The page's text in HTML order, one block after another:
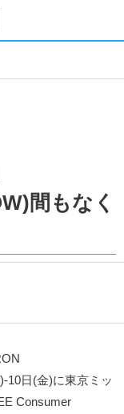
間もなく
10日(金)に東京ミッ
Consumer